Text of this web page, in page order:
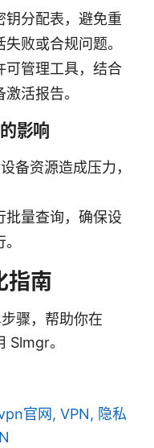
钥分配表，避免重
败或合规问题。
可管理工具，结合
活报告。
影响
备资源造成压力，
批量查询，确保设
指南
骤，帮助你在
Slmgr。
官网, VPN, 隐私